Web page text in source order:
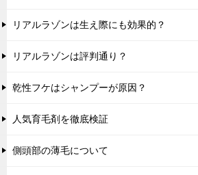
リアルラゾンは生え際にも効果的？
リアルラゾンは評判通り？
乾性フケはシャンプーが原因？
人気育毛剤を徹底検証
側頭部の薄毛について